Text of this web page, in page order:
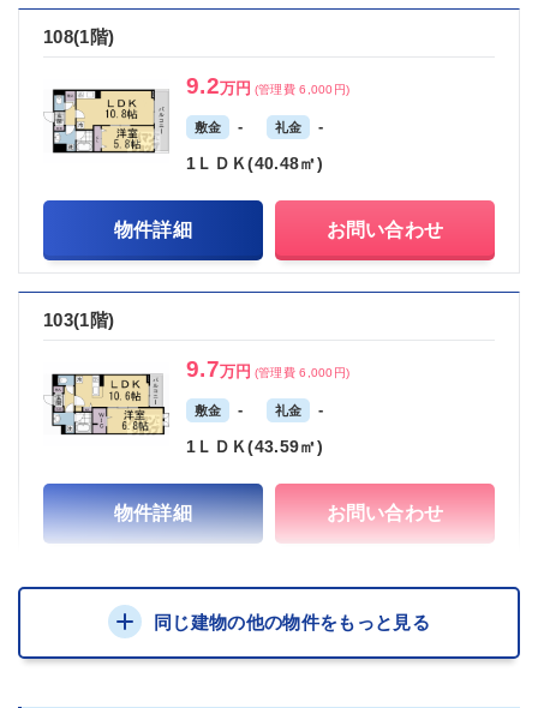
108(1階)
9.2万円 (管理費 6,000円)
敷金 - 礼金 -
1ＬＤＫ(40.48㎡)
物件詳細 お問い合わせ
103(1階)
9.7万円 (管理費 6,000円)
敷金 - 礼金 -
1ＬＤＫ(43.59㎡)
物件詳細 お問い合わせ
同じ建物の他の物件をもっと見る